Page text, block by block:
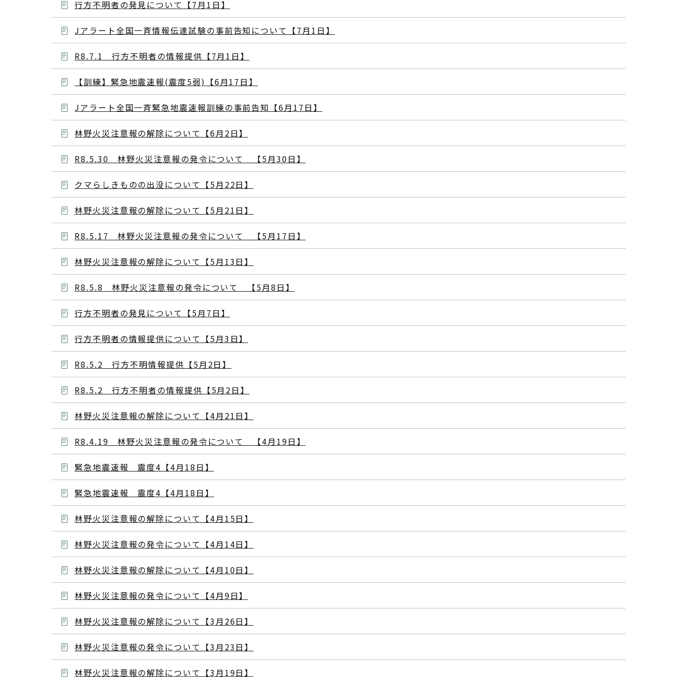
行方不明者の発見について【7月1日】
Jアラート全国一斉情報伝達試験の事前告知について【7月1日】
R8.7.1 行方不明者の情報提供【7月1日】
【訓練】緊急地震速報(震度5弱)【6月17日】
Jアラート全国一斉緊急地震速報訓練の事前告知【6月17日】
林野火災注意報の解除について【6月2日】
R8.5.30 林野火災注意報の発令について 【5月30日】
クマらしきものの出没について【5月22日】
林野火災注意報の解除について【5月21日】
R8.5.17 林野火災注意報の発令について 【5月17日】
林野火災注意報の解除について【5月13日】
R8.5.8 林野火災注意報の発令について 【5月8日】
行方不明者の発見について【5月7日】
行方不明者の情報提供について【5月3日】
R8.5.2 行方不明情報提供【5月2日】
R8.5.2 行方不明者の情報提供【5月2日】
林野火災注意報の解除について【4月21日】
R8.4.19 林野火災注意報の発令について 【4月19日】
緊急地震速報 震度4【4月18日】
緊急地震速報 震度4【4月18日】
林野火災注意報の解除について【4月15日】
林野火災注意報の発令について【4月14日】
林野火災注意報の解除について【4月10日】
林野火災注意報の発令について【4月9日】
林野火災注意報の解除について【3月26日】
林野火災注意報の発令について【3月23日】
林野火災注意報の解除について【3月19日】